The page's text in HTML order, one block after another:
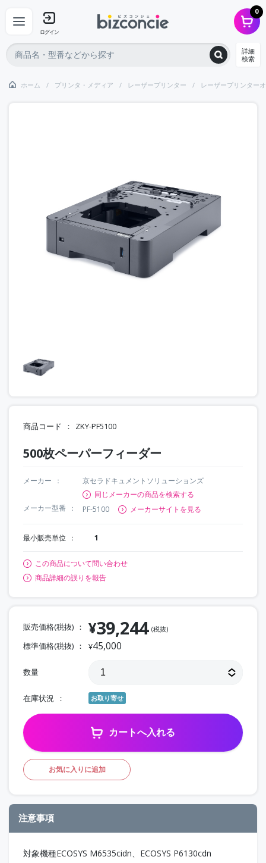
ログイン
0
詳細
検索
ホーム プリンタ・メディア レーザープリンター レーザープリンター
商品コード ZKY-PF5100
500枚ペーパーフィーダー
メーカー
京セラドキュメントソリューションズ
同じメーカーの商品を検索する
メーカー型番
PF-5100 メーカーサイトを見る
最小販売単位 1
この商品について問い合わせ
商品詳細の誤りを報告
販売価格(税抜) ¥39,244 (税抜)
標準価格(税抜) ¥45,000
数量
在庫状況 お取り寄せ
カートへ入れる
お気に入りに追加
注意事項
対象機種ECOSYS M6535cidn、ECOSYS P6130cdn